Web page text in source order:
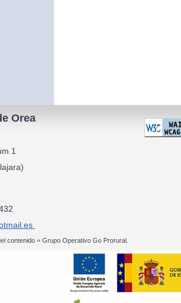
Orea
1
83 60 01
contenido = Grupo Operativo Go Prorural.